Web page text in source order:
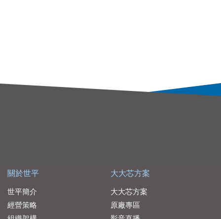
關於世平
世平簡介
經營策略
大大芯方案
大大芯方案
原廠專區